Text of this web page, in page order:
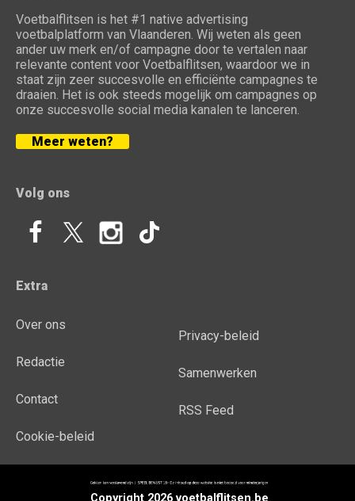
Voetbalflitsen is het #1 native advertising
voetbalplatform van Vlaanderen. Wij weten als geen
ander uw merk en/of campagne door te vertalen naar
relevante content voor Voetbalflitsen, waardoor we in
staat zijn zeer succesvolle en efficiënte campagnes te
draaien. Het is ook steeds mogelijk om campagnes op
onze succesvolle social media kanalen te lanceren.
Meer weten?
Volg ons
Extra
Over ons
Redactie
Contact
Cookie-beleid
Privacy-beleid
Samenwerken
RSS Feed
Copyright 2026 voetbalflitsen.be